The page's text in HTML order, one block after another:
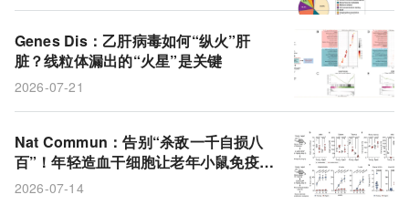
树突状细胞
小鼠模型
卡介苗 磁场
活性氧
标准化
类器官 衰老
造血干细胞
靶向抗体
肿瘤模型 EGFR受体
微小RNA
Genes Dis：乙肝病毒如何“纵火”肝
脏？线粒体漏出的“火星”是关键
2026-07-21
Nat Commun：告别“杀敌一千自损八
百”！年轻造血干细胞让老年小鼠免疫恢
复活力
2026-07-14